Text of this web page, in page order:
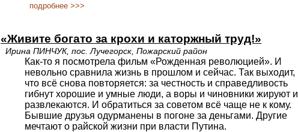
подробнее >>>
«Живите богато за крохи и каторжный труд!»
Ирина ПИНЧУК, пос. Лучегорск, Пожарский район
Как-то я посмотрела фильм «Рожденная революцией». И
невольно сравнила жизнь в прошлом и сейчас. Так выходит,
что всё снова повторяется: за честность и справедливость
гибнут хорошие и умные люди, а воры и чиновники жируют и
развлекаются. И обратиться за советом всё чаще не к кому.
Бывшие друзья одурманены в погоне за деньгами. Другие
мечтают о райской жизни при власти Путина.